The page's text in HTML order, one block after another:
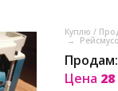
Куплю /
→
Цена